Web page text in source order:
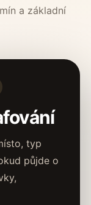
a základní
typ
půjde o